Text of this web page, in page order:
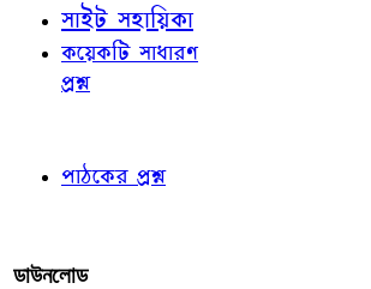
সাইট সহায়িকা
কয়েকটি সাধারণ
প্রশ্ন
পাঠকের প্রশ্ন
ডাউনলোড